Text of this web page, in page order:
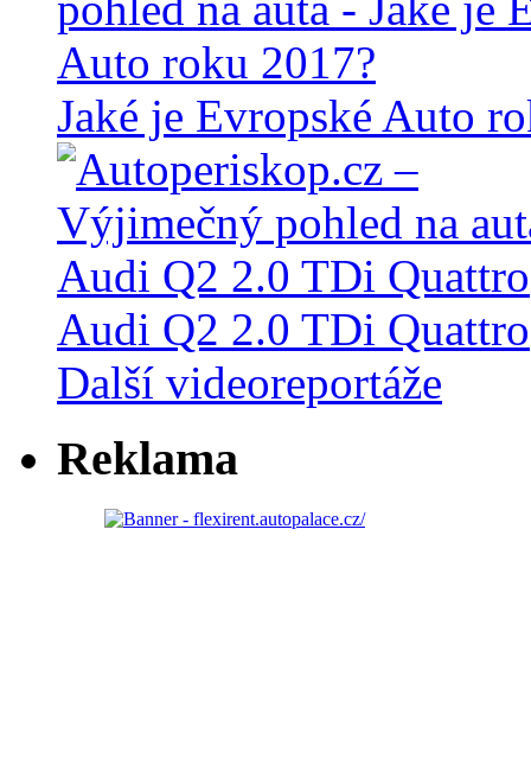
Jaké je Evropské Auto
Audi Q2 2.0 TDi Quattro
Další videoreportáže
Reklama